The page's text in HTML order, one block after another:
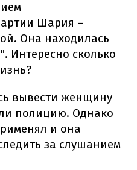
Шария –
Она находилась
Интересно сколько
вывести женщину
полицию. Однако
и она
за слушанием